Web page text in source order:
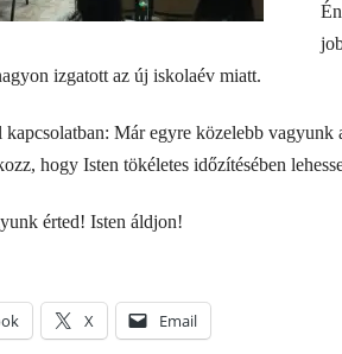
izgatott az új iskolaév miatt.
kapcsolatban: Már egyre közelebb
hogy Isten tökéletes időzítésében
érted! Isten áldjon!
X Email